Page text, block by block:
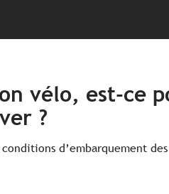
vélo, est-ce
?
d’embarquement